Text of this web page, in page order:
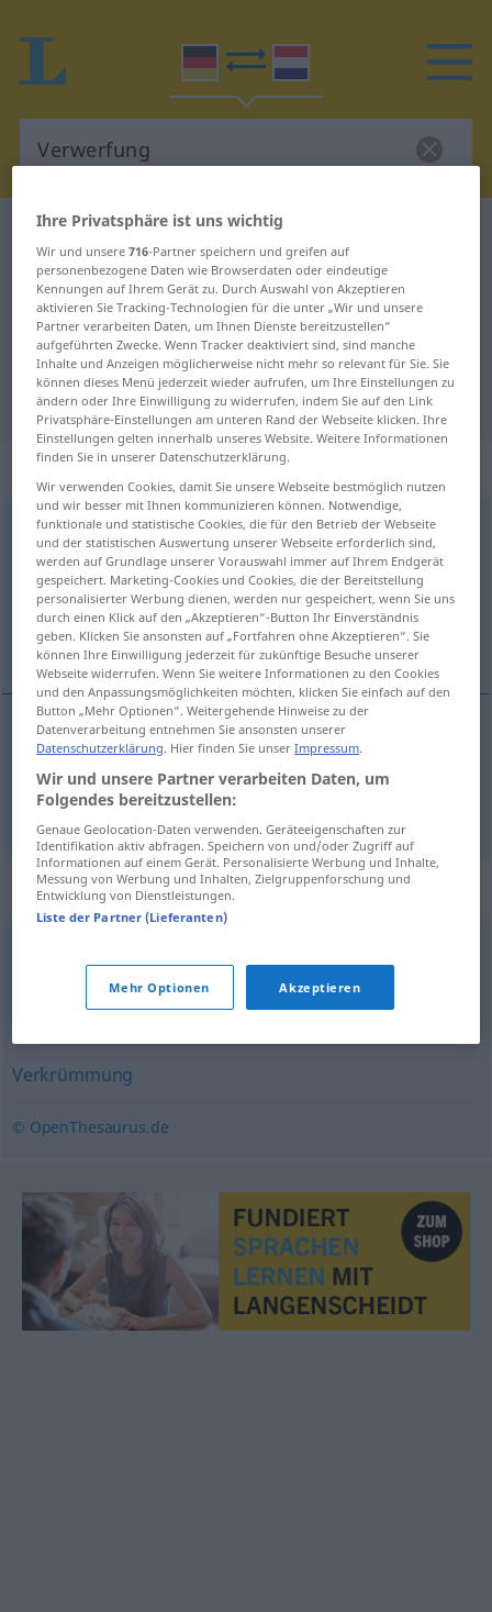
Deutsch-Niederländisch Wörterbuch
Deutsch-Niederländisch
Übersetzung für "Verwerfung"
"Verwerfung" Niederländisch
Übersetzung
„Verwerfung“: Femininum, weiblich
Verwerfungf
Übersicht aller Übersetzungen
(Für mehr Details die Übersetzung anklicken/antippen)
verwerping, afwijzing, verschuiving
verwerping, afwijzing Verwerfung
verschuiving Verwerfung
Synonyme für "Verwerfung"
Verschiebung,Bruch
Verkrümmung
© OpenThesaurus.de
Ihre Privatsphäre ist uns wichtig
Wir und unsere716-Partner speichern und greifen auf
personenbezogene Daten wie Browserdaten oder eindeutige
Kennungen auf Ihrem Gerät zu. Durch Auswahl von Akzeptieren
aktivieren Sie Tracking-Technologien für die unter „Wir und unsere
Partner verarbeiten Daten, um Ihnen Dienste bereitzustellen“
aufgeführten Zwecke. Wenn Tracker deaktiviert sind, sind manche
Inhalte und Anzeigen möglicherweise nicht mehr so relevant für Sie. Sie
können dieses Menü jederzeit wieder aufrufen, um Ihre Einstellungen zu
ändern oder Ihre Einwilligung zu widerrufen, indem Sie auf den Link
Privatsphäre-Einstellungen am unteren Rand der Webseite klicken. Ihre
Einstellungen gelten innerhalb unseres Website. Weitere Informationen
finden Sie in unserer Datenschutzerklärung.
Wir verwenden Cookies, damit Sie unsere Webseite bestmöglich nutzen
und wir besser mit Ihnen kommunizieren können. Notwendige,
funktionale und statistische Cookies, die für den Betrieb der Webseite
und der statistischen Auswertung unserer Webseite erforderlich sind,
werden auf Grundlage unserer Vorauswahl immer auf Ihrem Endgerät
gespeichert. Marketing-Cookies und Cookies, die der Bereitstellung
personalisierter Werbung dienen, werden nur gespeichert, wenn Sie uns
durch einen Klick auf den „Akzeptieren“-Button Ihr Einverständnis
geben. Klicken Sie ansonsten auf „Fortfahren ohne Akzeptieren“. Sie
können Ihre Einwilligung jederzeit für zukünftige Besuche unserer
Webseite widerrufen. Wenn Sie weitere Informationen zu den Cookies
und den Anpassungsmöglichkeiten möchten, klicken Sie einfach auf den
Button „Mehr Optionen“. Weitergehende Hinweise zu der
Datenverarbeitung entnehmen Sie ansonsten unserer
Datenschutzerklärung. Hier finden Sie unserImpressum.
Wir und unsere Partner verarbeiten Daten, um
Folgendes bereitzustellen:
Genaue Geolocation-Daten verwenden. Geräteeigenschaften zur
Identifikation aktiv abfragen. Speichern von und/oder Zugriff auf
Informationen auf einem Gerät. Personalisierte Werbung und Inhalte,
Messung von Werbung und Inhalten, Zielgruppenforschung und
Entwicklung von Dienstleistungen.
Liste der Partner (Lieferanten)
Mehr Optionen Akzeptieren